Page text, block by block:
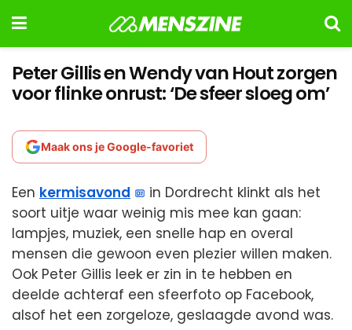
Peter Gillis en Wendy van Hout zorgen
voor flinke onrust: ‘De sfeer sloeg om’
Maak ons je Google-favoriet
Een kermisavond
in Dordrecht klinkt als het
soort uitje waar weinig mis mee kan gaan:
lampjes, muziek, een snelle hap en overal
mensen die gewoon even plezier willen maken.
Ook Peter Gillis leek er zin in te hebben en
deelde achteraf een sfeerfoto op Facebook,
alsof het een zorgeloze, geslaagde avond was.